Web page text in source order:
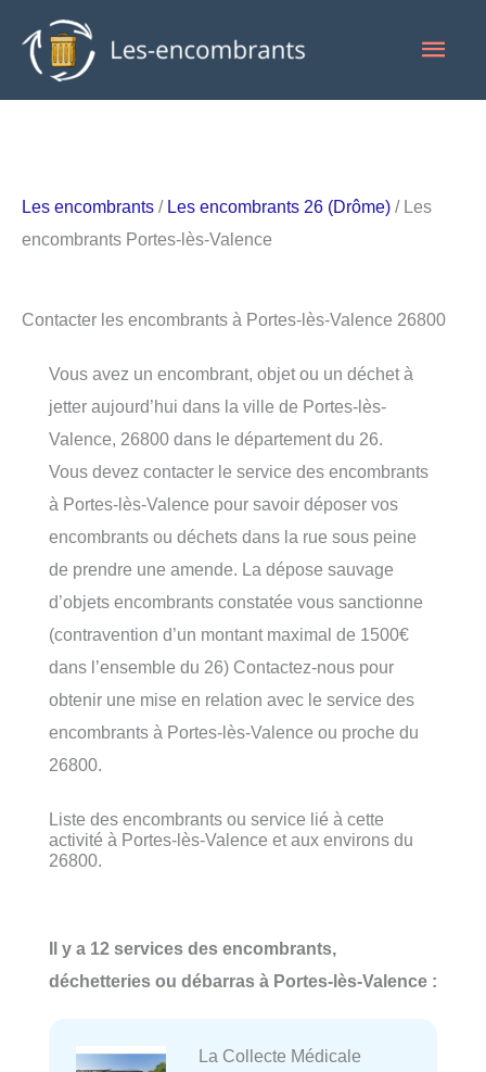
contenu
Les encombrants / Les encombrants 26 (Drôme) / Les
encombrants Portes-lès-Valence
Contacter les encombrants à Portes-lès-Valence 26800
Vous avez un encombrant, objet ou un déchet à
jetter aujourd’hui dans la ville de Portes-lès-
Valence, 26800 dans le département du 26.
Vous devez contacter le service des encombrants
à Portes-lès-Valence pour savoir déposer vos
encombrants ou déchets dans la rue sous peine
de prendre une amende. La dépose sauvage
d’objets encombrants constatée vous sanctionne
(contravention d’un montant maximal de 1500€
dans l’ensemble du 26) Contactez-nous pour
obtenir une mise en relation avec le service des
encombrants à Portes-lès-Valence ou proche du
26800.
Liste des encombrants ou service lié à cette
activité à Portes-lès-Valence et aux environs du
26800.
Il y a 12 services des encombrants,
déchetteries ou débarras à Portes-lès-Valence :
La Collecte Médicale